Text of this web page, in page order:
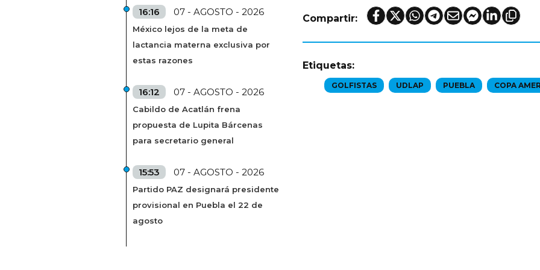
16:16 07 - AGOSTO - 2026
México lejos de la meta de
lactancia materna exclusiva por
estas razones
16:12 07 - AGOSTO - 2026
Cabildo de Acatlán frena
propuesta de Lupita Bárcenas
para secretario general
15:53 07 - AGOSTO - 2026
Partido PAZ designará presidente
provisional en Puebla el 22 de
agosto
Compartir:
Etiquetas:
GOLFISTAS UDLAP PUEBLA COPA